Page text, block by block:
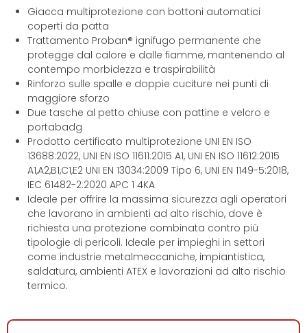
Giacca multiprotezione con bottoni automatici
coperti da patta
Trattamento Proban® ignifugo permanente che
protegge dal calore e dalle fiamme, mantenendo al
contempo morbidezza e traspirabilità
Rinforzo sulle spalle e doppie cuciture nei punti di
maggiore sforzo
Due tasche al petto chiuse con pattine e velcro e
portabadg
Prodotto certificato multiprotezione UNI EN ISO
13688:2022, UNI EN ISO 11611:2015 A1, UNI EN ISO 11612:2015
A1,A2,B1,C1,E2 UNI EN 13034:2009 Tipo 6, UNI EN 1149-5:2018,
IEC 61482-2:2020 APC 1 4KA
Ideale per offrire la massima sicurezza agli operatori
che lavorano in ambienti ad alto rischio, dove è
richiesta una protezione combinata contro più
tipologie di pericoli. Ideale per impieghi in settori
come industrie metalmeccaniche, impiantistica,
saldatura, ambienti ATEX e lavorazioni ad alto rischio
termico.